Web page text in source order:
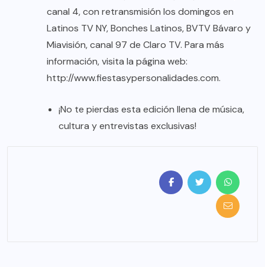
canal 4, con retransmisión los domingos en
Latinos TV NY, Bonches Latinos, BVTV Bávaro y
Miavisión, canal 97 de Claro TV. Para más
información, visita la página web:
http://www.fiestasypersonalidades.com.
¡No te pierdas esta edición llena de música,
cultura y entrevistas exclusivas!